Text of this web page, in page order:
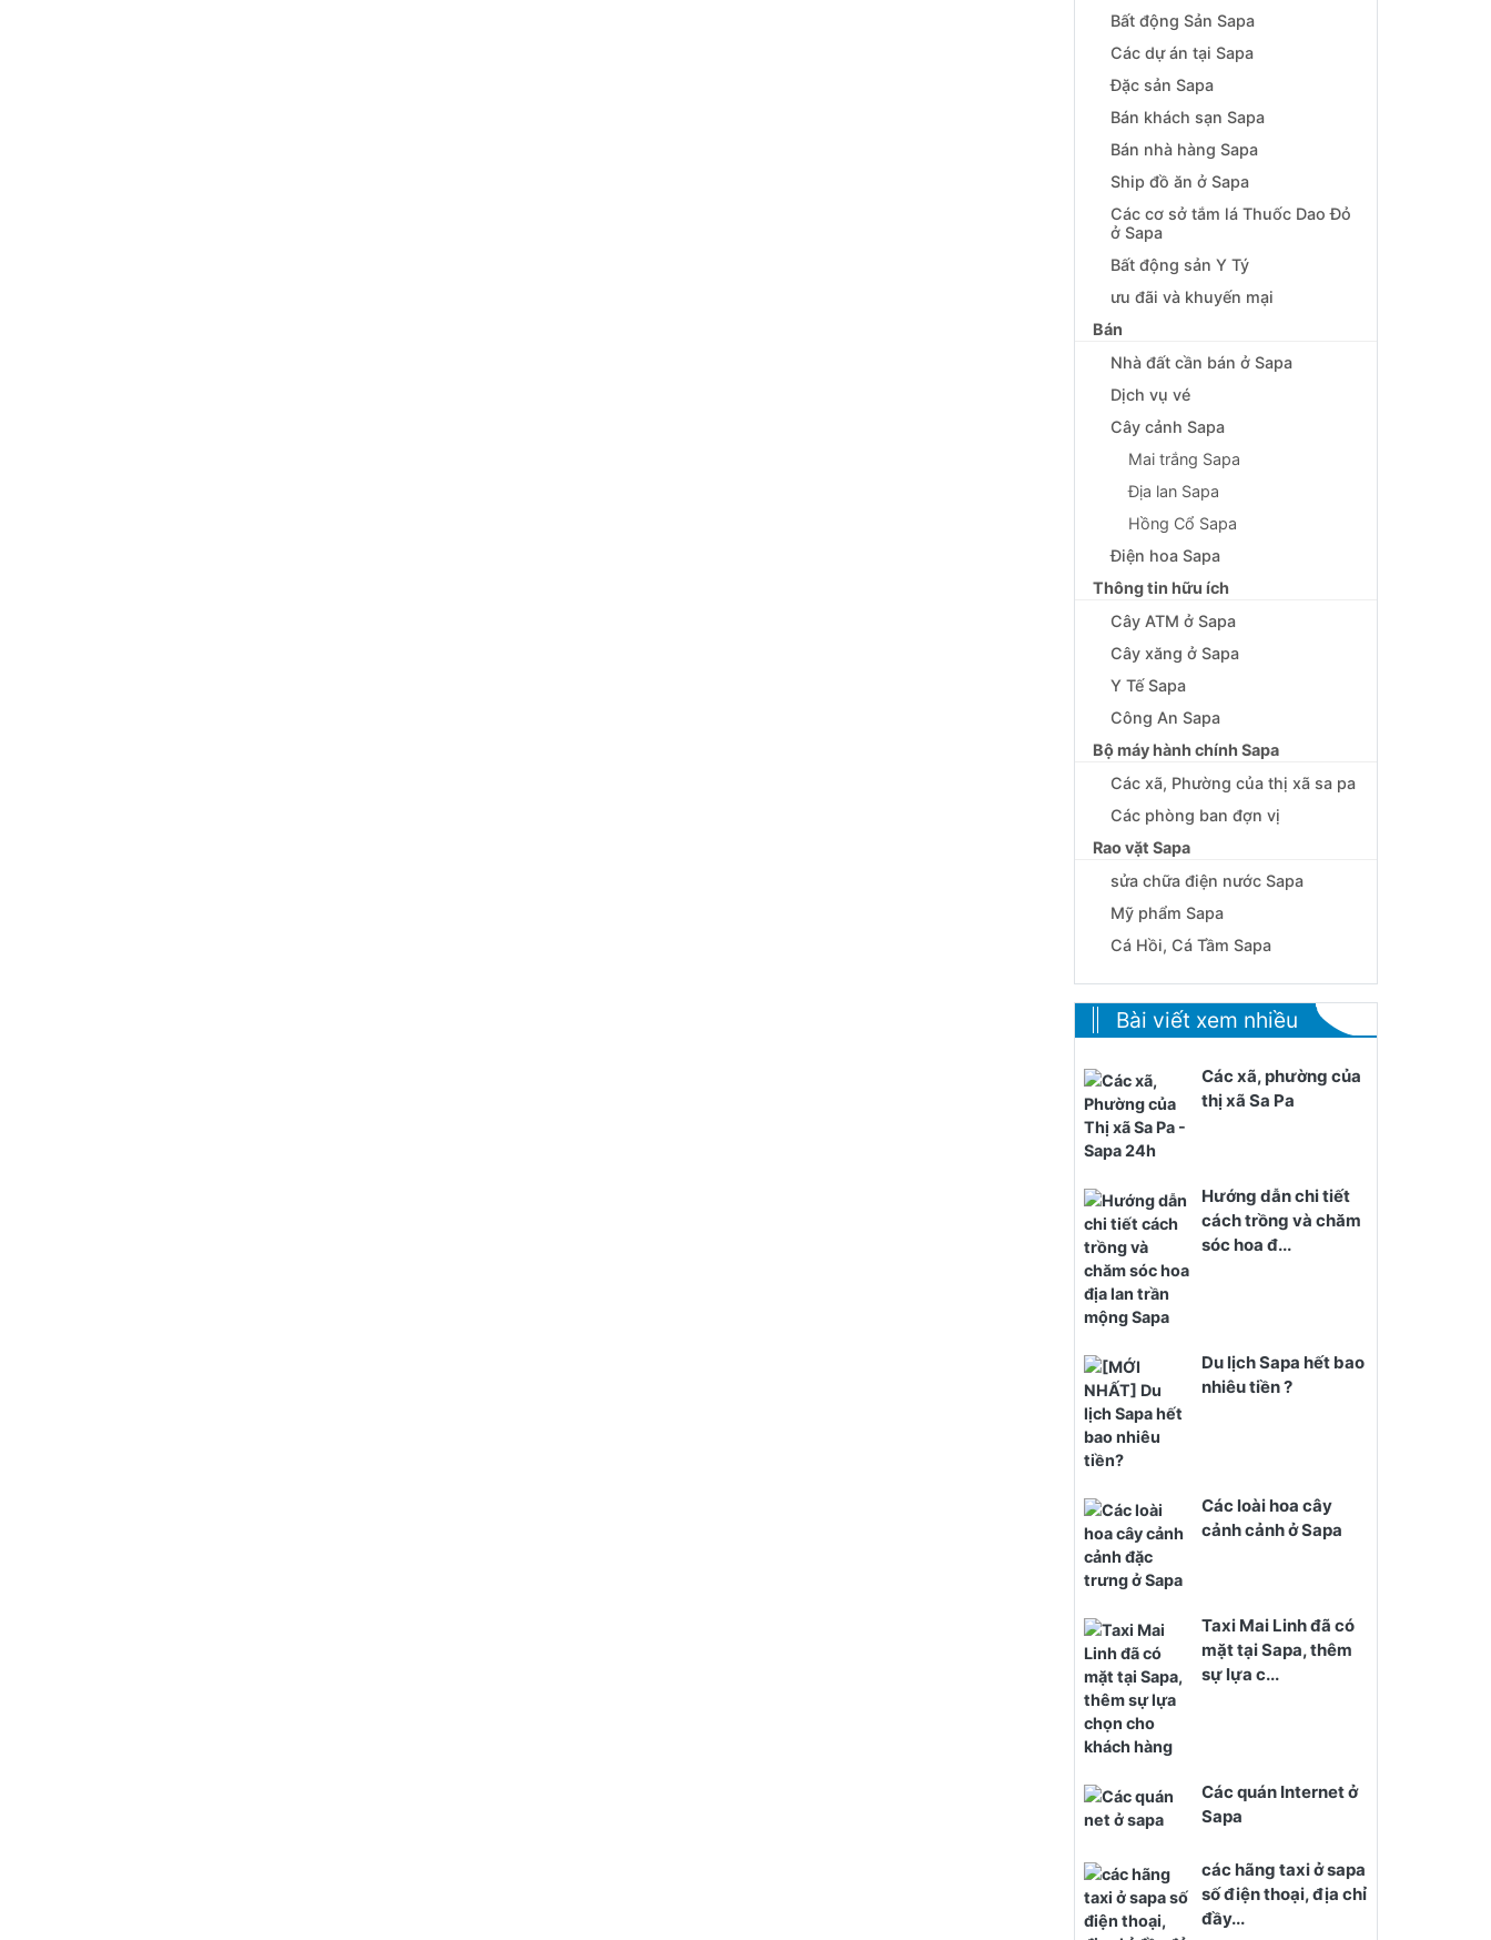
Bất động Sản Sapa
Các dự án tại Sapa
Đặc sản Sapa
Bán khách sạn Sapa
Bán nhà hàng Sapa
Ship đồ ăn ở Sapa
Các cơ sở tắm lá Thuốc Dao Đỏ
ở Sapa
Bất động sản Y Tý
ưu đãi và khuyến mại
Bán
Nhà đất cần bán ở Sapa
Dịch vụ vé
Cây cảnh Sapa
Mai trắng Sapa
Địa lan Sapa
Hồng Cổ Sapa
Điện hoa Sapa
Thông tin hữu ích
Cây ATM ở Sapa
Cây xăng ở Sapa
Y Tế Sapa
Công An Sapa
Bộ máy hành chính Sapa
Các xã, Phường của thị xã sa pa
Các phòng ban đợn vị
Rao vặt Sapa
sửa chữa điện nước Sapa
Mỹ phẩm Sapa
Cá Hồi, Cá Tầm Sapa
Bài viết xem nhiều
Các xã, phường của
thị xã Sa Pa
Hướng dẫn chi tiết
cách trồng và chăm
sóc hoa đ...
Du lịch Sapa hết bao
nhiêu tiền ?
Các loài hoa cây
cảnh cảnh ở Sapa
Taxi Mai Linh đã có
mặt tại Sapa, thêm
sự lựa c...
Các quán Internet ở
Sapa
các hãng taxi ở sapa
số điện thoại, địa chỉ
đầy...